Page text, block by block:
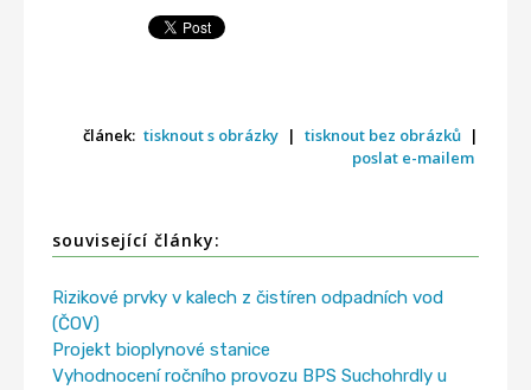
článek: tisknout s obrázky | tisknout bez obrázků |
poslat e-mailem
související články:
Rizikové prvky v kalech z čistíren odpadních vod
(ČOV)
Projekt bioplynové stanice
Vyhodnocení ročního provozu BPS Suchohrdly u